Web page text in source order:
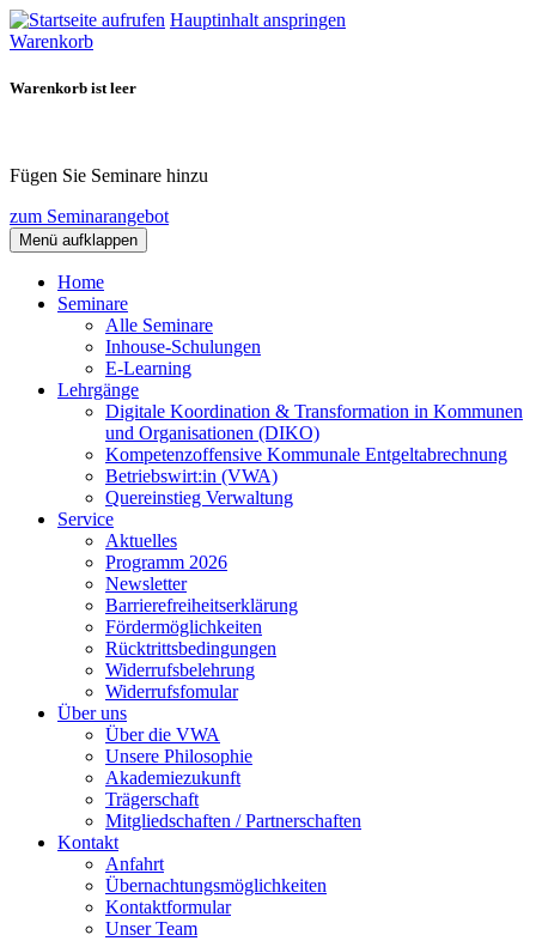
Hauptinhalt anspringen
Warenkorb
Warenkorb ist leer
Fügen Sie Seminare hinzu
zum Seminarangebot
Menü aufklappen
Home
Seminare
Alle Seminare
Inhouse-Schulungen
E-Learning
Lehrgänge
Digitale Koordination & Transformation in Kommunen
und Organisationen (DIKO)
Kompetenzoffensive Kommunale Entgeltabrechnung
Betriebswirt:in (VWA)
Quereinstieg Verwaltung
Service
Aktuelles
Programm 2026
Newsletter
Barrierefreiheitserklärung
Fördermöglichkeiten
Rücktrittsbedingungen
Widerrufsbelehrung
Widerrufsfomular
Über uns
Über die VWA
Unsere Philosophie
Akademiezukunft
Trägerschaft
Mitgliedschaften / Partnerschaften
Kontakt
Anfahrt
Übernachtungsmöglichkeiten
Kontaktformular
Unser Team